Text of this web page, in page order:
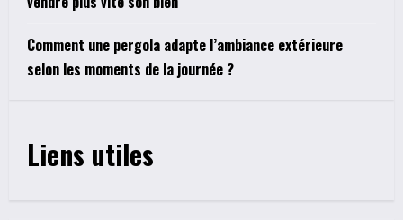
Comment une pergola adapte l’ambiance extérieure
selon les moments de la journée ?
Liens utiles